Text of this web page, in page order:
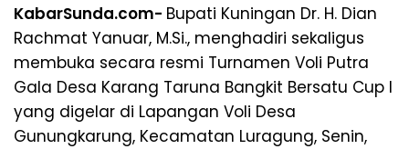
KabarSunda.com- Bupati Kuningan Dr. H. Dian
Rachmat Yanuar, M.Si., menghadiri sekaligus
membuka secara resmi Turnamen Voli Putra
Gala Desa Karang Taruna Bangkit Bersatu Cup I
yang digelar di Lapangan Voli Desa
Gunungkarung, Kecamatan Luragung, Senin,